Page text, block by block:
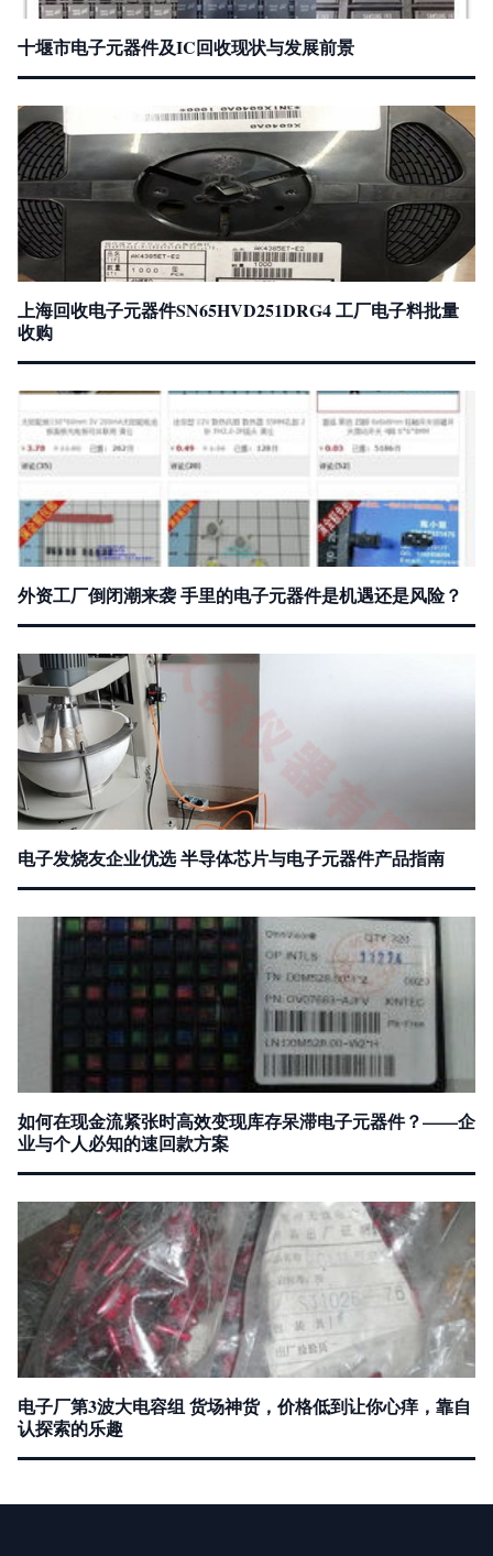
十堰市电子元器件及IC回收现状与发展前景
上海回收电子元器件SN65HVD251DRG4 工厂电子料批量
收购
外资工厂倒闭潮来袭 手里的电子元器件是机遇还是风险？
电子发烧友企业优选 半导体芯片与电子元器件产品指南
如何在现金流紧张时高效变现库存呆滞电子元器件？——企
业与个人必知的速回款方案
电子厂第3波大电容组 货场神货，价格低到让你心痒，靠自
认探索的乐趣